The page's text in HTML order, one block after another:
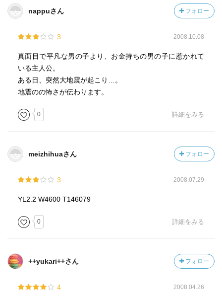
nappuさん フォロー
3 2008.10.08
真面目で平凡な男の子より、お金持ちの男の子に惹かれて
いる主人公。
ある日、突然大地震が起こり…。
地震のの怖さが伝わります。
0 詳細をみる
meizhihuaさん フォロー
3 2008.07.29
YL2.2 W4600 T146079
0 詳細をみる
++yukari++さん フォロー
4 2008.04.26